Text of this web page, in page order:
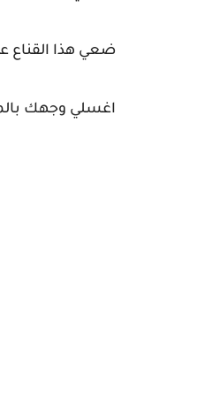
ضعي هذا القناع
اغسلي وجهك